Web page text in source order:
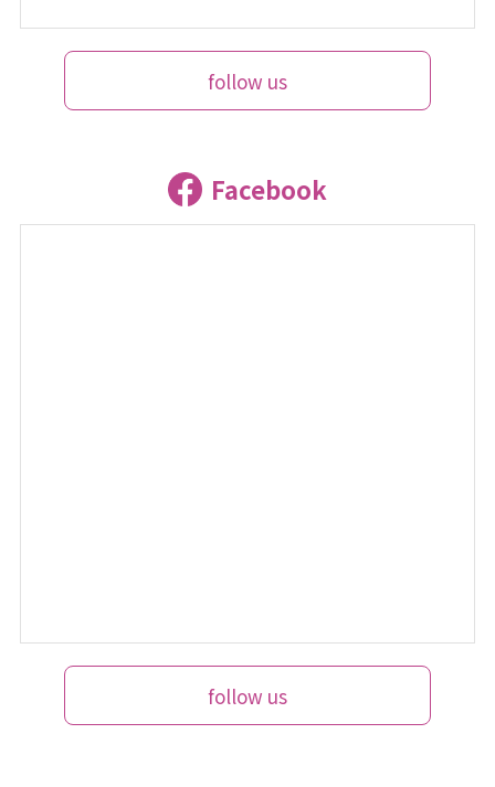
follow us
Facebook
follow us